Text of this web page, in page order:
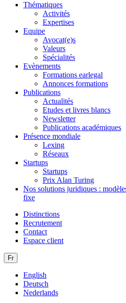
Thématiques
Activités
Expertises
Equipe
Avocat(e)s
Valeurs
Spécialités
Evènements
Formations earlegal
Annonces formations
Publications
Actualités
Etudes et livres blancs
Newsletter
Publications académiques
Présence mondiale
Lexing
Réseaux
Startups
Startups
Prix Alan Turing
Nos solutions juridiques :
fixe
Distinctions
Recrutement
Contact
Espace client
Fr
English
Deutsch
Nederlands